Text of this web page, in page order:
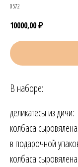
0572
10000,00₽
В наборе:
деликатесы из дичи:
колбаса
в подарочной
колбаса